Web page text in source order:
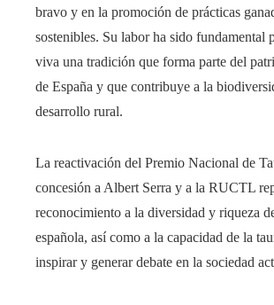
bravo y en la promoción de prácticas
sostenibles. Su labor ha sido fundamental
viva una tradición que forma parte del
de España y que contribuye a la
desarrollo rural.
La reactivación del Premio Nacional de
concesión a Albert Serra y a la RUCTL
reconocimiento a la diversidad y riqueza
española, así como a la capacidad de la
inspirar y generar debate en la sociedad